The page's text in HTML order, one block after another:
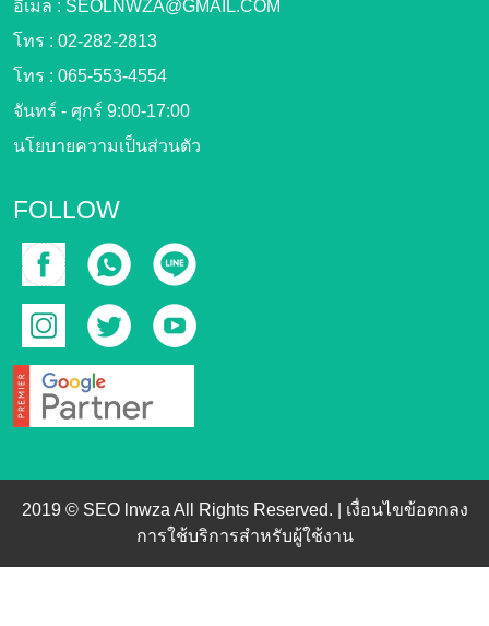
อีเมล : SEOLNWZA@GMAIL.COM
โทร : 02-282-2813
โทร : 065-553-4554
จันทร์ - ศุกร์ 9:00-17:00
นโยบายความเป็นส่วนตัว
FOLLOW
2019 © SEO lnwza All Rights Reserved. | เงื่อนไขข้อตกลง
การใช้บริการสำหรับผู้ใช้งาน